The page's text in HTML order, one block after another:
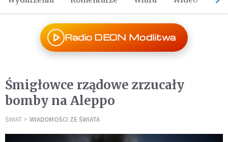
Radio DEON Modlitwa
Śmigłowce rządowe zrzucały
bomby na Aleppo
ŚWIAT WIADOMOŚCI ZE ŚWIATA